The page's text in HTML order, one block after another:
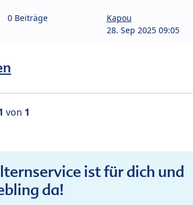
0 Beiträge
Kapou
28. Sep 2025 09:05
von 1
ist für dich und
da!